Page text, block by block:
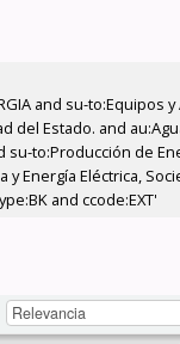
and su-to:Equipos
del Estado. and
su-to:Producción de
Energía Eléctrica,
and ccode:EXT'